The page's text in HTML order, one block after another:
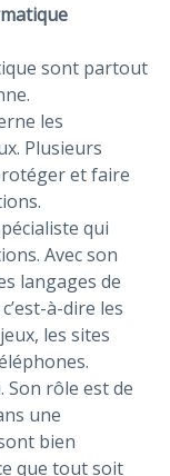
sont partout
les
Plusieurs
et faire
qui
Avec son
langages de
à-dire les
les sites
Son rôle est de
une
bien
que tout soit